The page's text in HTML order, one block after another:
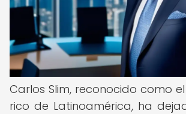
Carlos Slim, reconocido como
rico de Latinoamérica, ha